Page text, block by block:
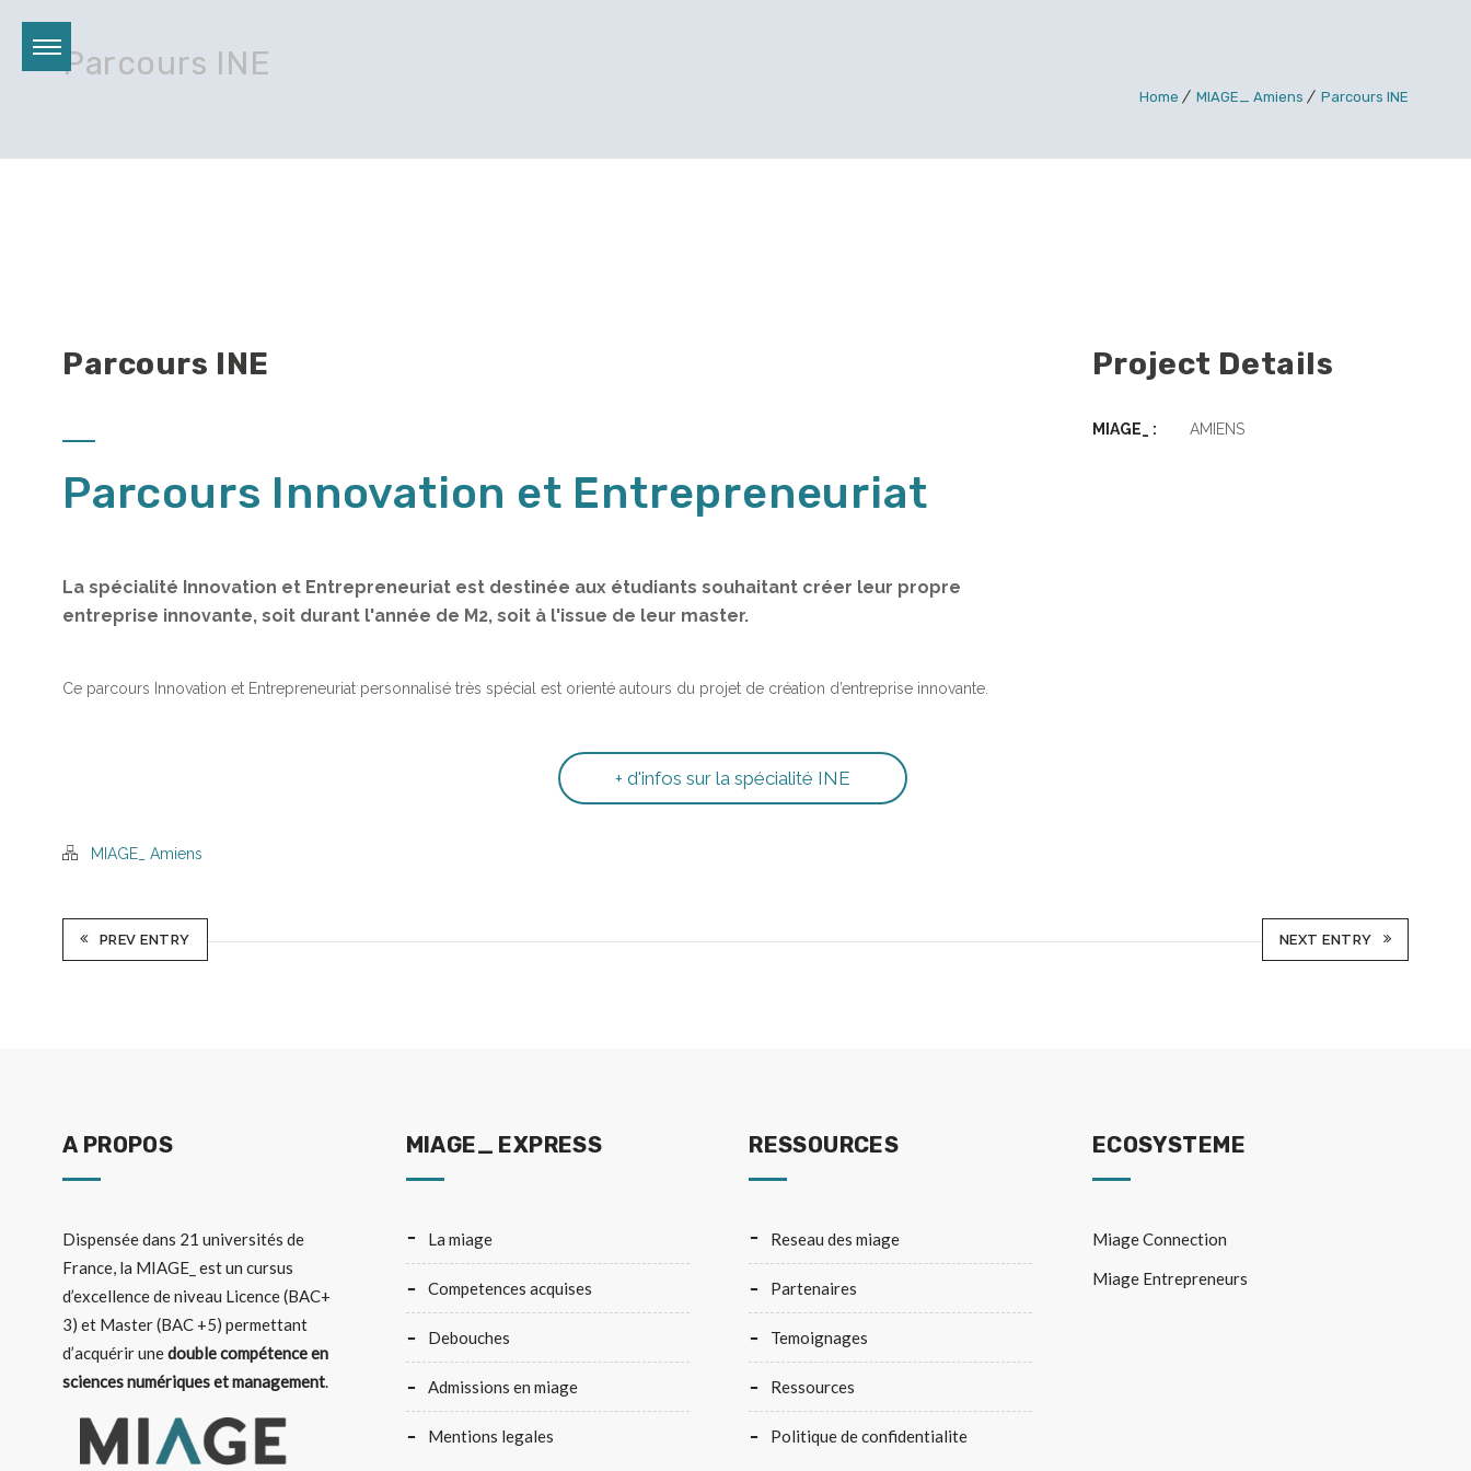
Parcours INE
Home MIAGE_ Amiens Parcours INE
Parcours INE
Parcours Innovation et Entrepreneuriat
La spécialité Innovation et Entrepreneuriat est destinée aux étudiants souhaitant créer leur propre
entreprise innovante, soit durant l'année de M2, soit à l'issue de leur master.
Ce parcours Innovation et Entrepreneuriat personnalisé très spécial est orienté autours du projet de création d’entreprise innovante.
+ d'infos sur la spécialité INE
MIAGE_ Amiens
Project Details
MIAGE_ : AMIENS
PREV ENTRY NEXT ENTRY
A PROPOS
Dispensée dans 21 universités de
France, la MIAGE_ est un cursus
d’excellence de niveau Licence (BAC+
3) et Master (BAC +5) permettant
d’acquérir unedouble compétence en
sciences numériques et management.
MIAGE_ EXPRESS
la miage
competences acquises
debouches
admissions en miage
mentions legales
RESSOURCES
reseau des miage
partenaires
temoignages
ressources
politique de confidentialite
ECOSYSTEME
Miage Connection
Miage Entrepreneurs